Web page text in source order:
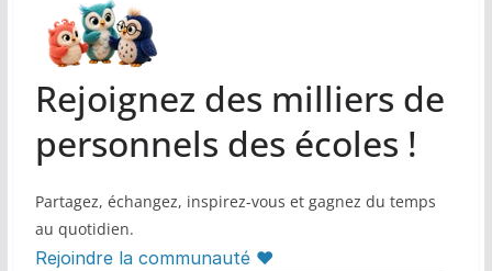
Rejoignez des milliers de
personnels des écoles !
Partagez, échangez, inspirez-vous et gagnez du temps
au quotidien.
Rejoindre la communauté ♥